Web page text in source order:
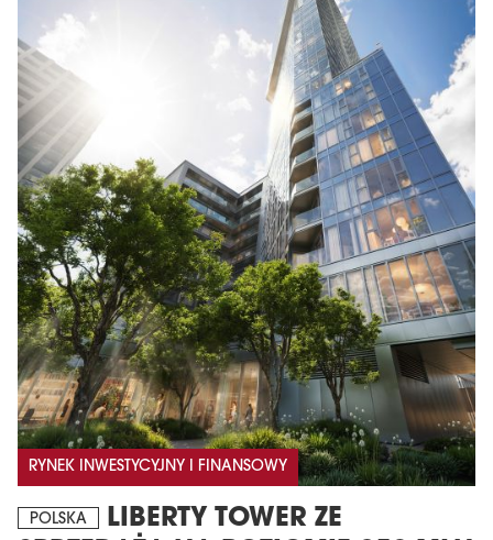
RYNEK INWESTYCYJNY I FINANSOWY
POLSKA
LIBERTY TOWER ZE